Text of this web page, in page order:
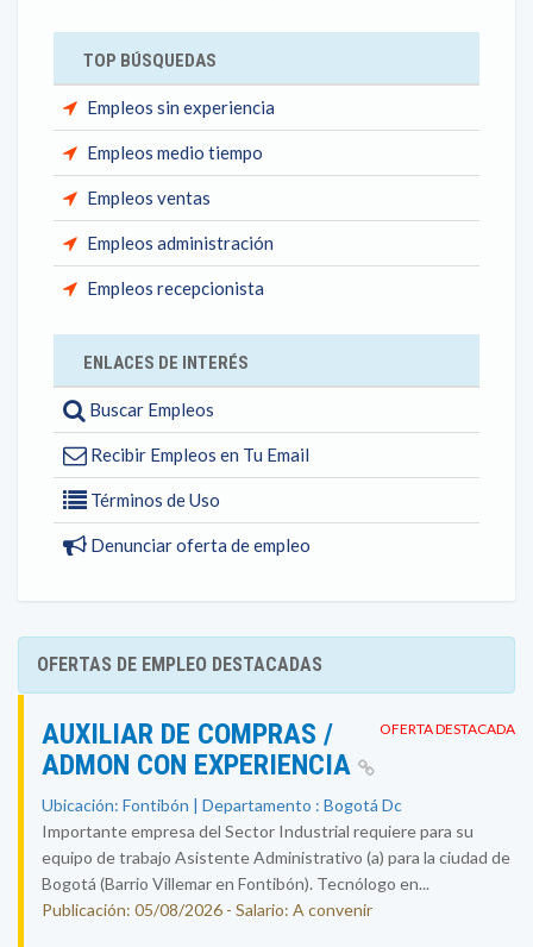
TOP BÚSQUEDAS
Empleos sin experiencia
Empleos medio tiempo
Empleos ventas
Empleos administración
Empleos recepcionista
ENLACES DE INTERÉS
Buscar Empleos
Recibir Empleos en Tu Email
Términos de Uso
Denunciar oferta de empleo
OFERTAS DE EMPLEO DESTACADAS
OFERTA DESTACADA
AUXILIAR DE COMPRAS /
ADMON CON EXPERIENCIA
Ubicación: Fontibón | Departamento : Bogotá Dc
Importante empresa del Sector Industrial requiere para su
equipo de trabajo Asistente Administrativo (a) para la ciudad de
Bogotá (Barrio Villemar en Fontibón). Tecnólogo en...
Publicación: 05/08/2026 - Salario: A convenir